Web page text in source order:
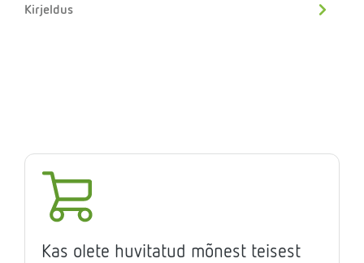
Kirjeldus
Kas olete huvitatud mõnest teisest